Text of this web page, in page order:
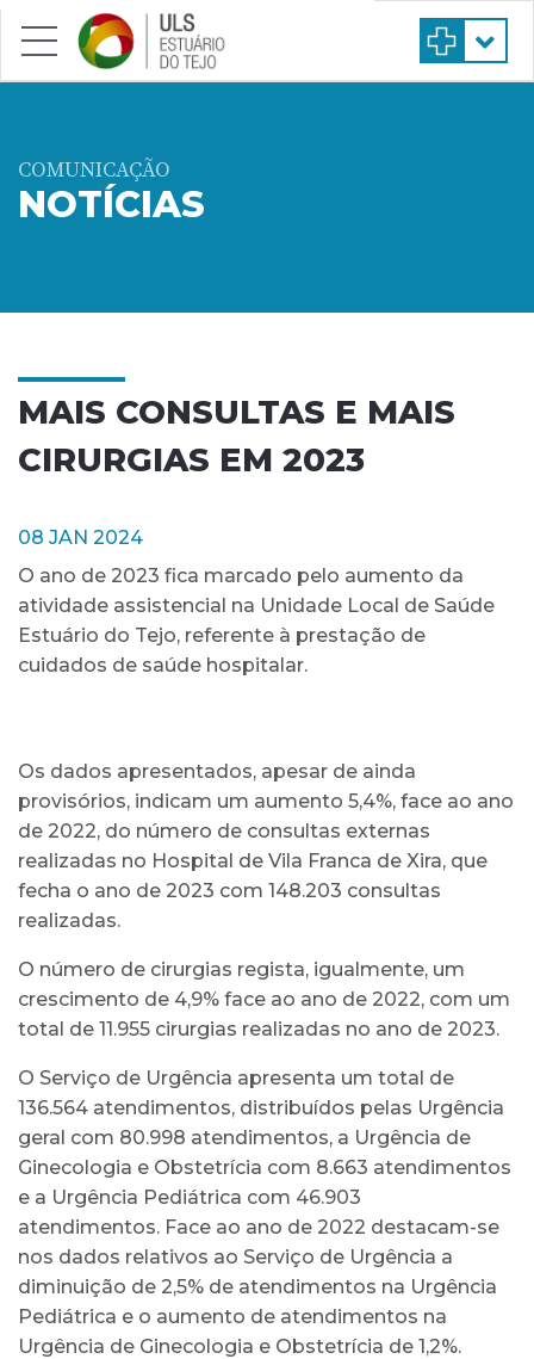
Saltar para conteúdo principal
COMUNICAÇÃO
NOTÍCIAS
MAIS CONSULTAS E MAIS
CIRURGIAS EM 2023
08 JAN 2024
O ano de 2023 fica marcado pelo aumento da
atividade assistencial na Unidade Local de Saúde
Estuário do Tejo, referente à prestação de
cuidados de saúde hospitalar.
Os dados apresentados, apesar de ainda
provisórios, indicam um aumento 5,4%, face ao ano
de 2022, do número de consultas externas
realizadas no Hospital de Vila Franca de Xira, que
fecha o ano de 2023 com 148.203 consultas
realizadas.
O número de cirurgias regista, igualmente, um
crescimento de 4,9% face ao ano de 2022, com um
total de 11.955 cirurgias realizadas no ano de 2023.
O Serviço de Urgência apresenta um total de
136.564 atendimentos, distribuídos pelas Urgência
geral com 80.998 atendimentos, a Urgência de
Ginecologia e Obstetrícia com 8.663 atendimentos
e a Urgência Pediátrica com 46.903
atendimentos. Face ao ano de 2022 destacam-se
nos dados relativos ao Serviço de Urgência a
diminuição de 2,5% de atendimentos na Urgência
Pediátrica e o aumento de atendimentos na
Urgência de Ginecologia e Obstetrícia de 1,2%.